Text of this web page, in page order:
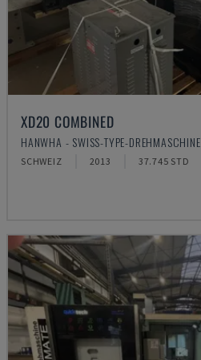
XD20 COMBINED
HANWHA - SWISS-TYPE-DREHMASCHINE
SCHWEIZ 2013 37.745 STD